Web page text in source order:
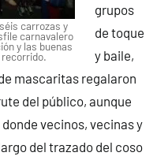
carrozas y
carnavalero
y las buenas
grupos
de toque
y baile,
mascaritas regalaron
del público, aunque
vecinos, vecinas y
del trazado del coso